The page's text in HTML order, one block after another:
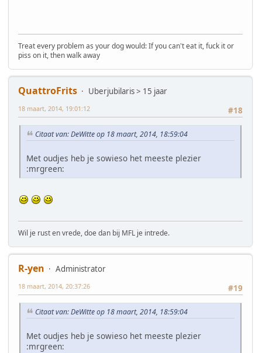
Treat every problem as your dog would: If you can't eat it, fuck it or
piss on it, then walk away
QuattroFrits
Uberjubilaris > 15 jaar
#18
18 maart, 2014, 19:01:12
Citaat van: DeWitte op 18 maart, 2014, 18:59:04
Met oudjes heb je sowieso het meeste plezier
:mrgreen:
Wil je rust en vrede, doe dan bij MFL je intrede.
R-yen
Administrator
#19
18 maart, 2014, 20:37:26
Citaat van: DeWitte op 18 maart, 2014, 18:59:04
Met oudjes heb je sowieso het meeste plezier
:mrgreen: